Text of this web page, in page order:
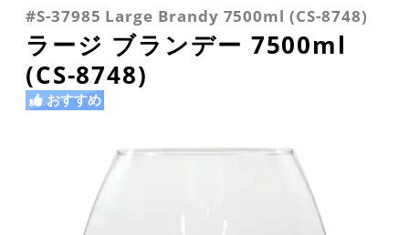
リビー
#S-37985 Large Brandy 7500ml (CS-8748)
ラージ ブランデー 7500ml
(CS-8748)
おすすめ